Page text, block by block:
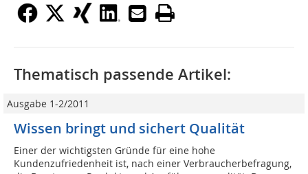
Thematisch passende Artikel:
Ausgabe 1-2/2011
Wissen bringt und sichert Qualität
Einer der wichtigsten Gründe für eine hohe
Kundenzufriedenheit ist, nach einer Verbraucherbefragung,